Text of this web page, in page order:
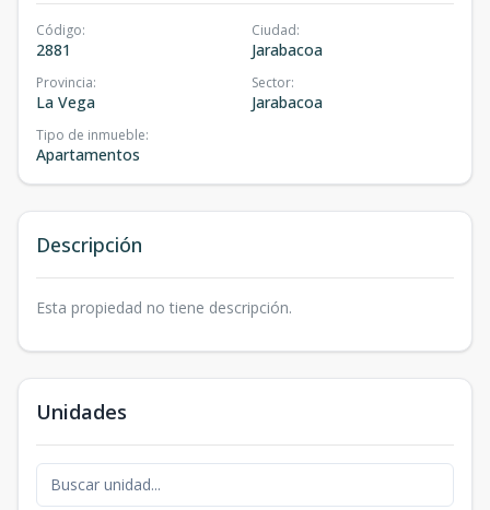
Código:
2881
Ciudad:
Jarabacoa
Provincia:
La Vega
Sector:
Jarabacoa
Tipo de inmueble:
Apartamentos
Descripción
Esta propiedad no tiene descripción.
Unidades